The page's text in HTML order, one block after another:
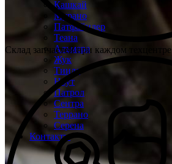
Кашкай
Мурано
Патфайндер
Теана
Альмера
Жук
Тиида
Ноут
Патрол
Сентра
Террано
Серена
Контакты
Склад запчастей при каждом техцентре